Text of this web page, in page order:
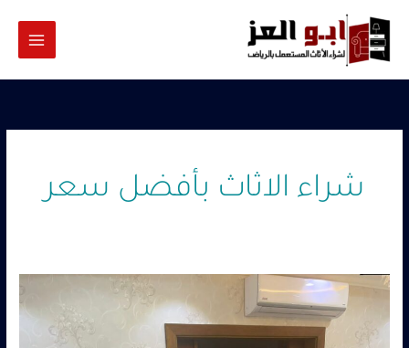
المحتوى
شراء الاثاث بأفضل سعر
شراء
مستعمل